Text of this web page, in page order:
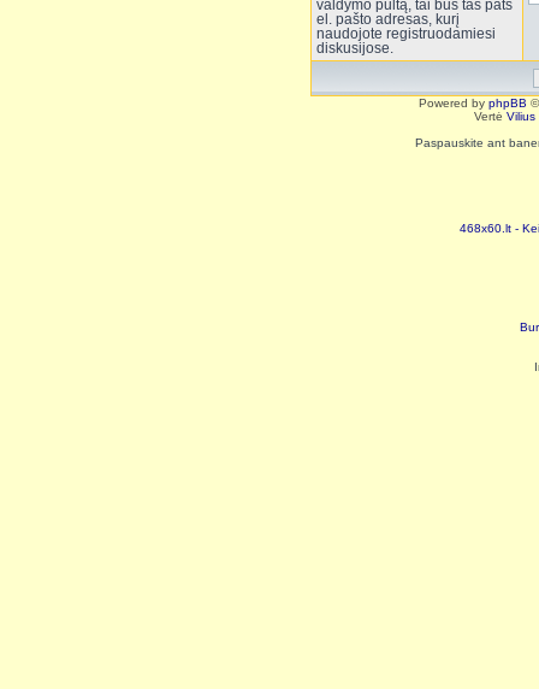
valdymo pultą, tai bus tas pats
el. pašto adresas, kurį
naudojote registruodamiesi
diskusijose.
Powered by phpBB
Vertė Vilius
Paspauskite ant
468x60.lt -